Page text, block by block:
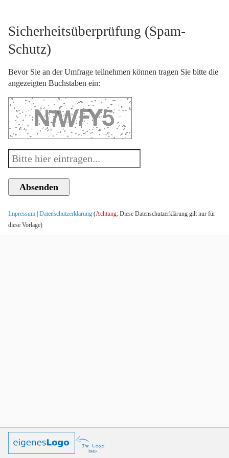
Sicherheitsüberprüfung (Spam-
Schutz)
Bevor Sie an der Umfrage teilnehmen können tragen Sie bitte die
angezeigten Buchstaben ein:
Impressum Datenschutzerklärung (Achtung: Diese Datenschutzerklärung gilt nur für
diese Vorlage)